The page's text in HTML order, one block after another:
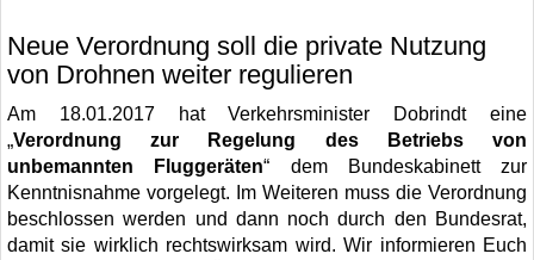
Neue Verordnung soll die private Nutzung
von Drohnen weiter regulieren
Am 18.01.2017 hat Verkehrsminister Dobrindt eine
„Verordnung zur Regelung des Betriebs von
unbemannten Fluggeräten“ dem Bundeskabinett zur
Kenntnisnahme vorgelegt. Im Weiteren muss die Verordnung
beschlossen werden und dann noch durch den Bundesrat,
damit sie wirklich rechtswirksam wird. Wir informieren Euch